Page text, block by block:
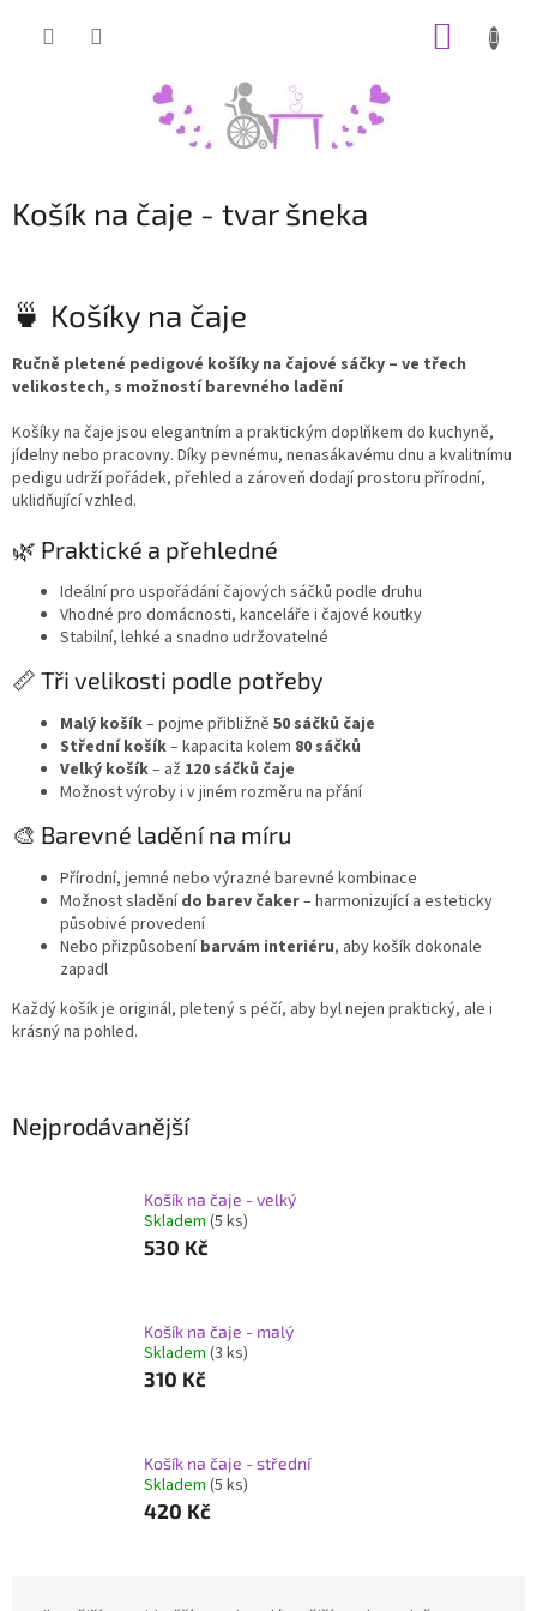
Košík na čaje - tvar šneka
🍵 Košíky na čaje
Ručně pletené pedigové košíky na čajové sáčky – ve třech
velikostech, s možností barevného ladění
Košíky na čaje jsou elegantním a praktickým doplňkem do kuchyně,
jídelny nebo pracovny. Díky pevnému, nenasákavému dnu a kvalitnímu
pedigu udrží pořádek, přehled a zároveň dodají prostoru přírodní,
uklidňující vzhled.
🌿 Praktické a přehledné
Ideální pro uspořádání čajových sáčků podle druhu
Vhodné pro domácnosti, kanceláře i čajové koutky
Stabilní, lehké a snadno udržovatelné
📏 Tři velikosti podle potřeby
Malý košík– pojme přibližně 50 sáčků čaje
Střední košík– kapacita kolem 80 sáčků
Velký košík– až 120 sáčků čaje
Možnost výroby i v jiném rozměru na přání
🎨 Barevné ladění na míru
Přírodní, jemné nebo výrazné barevné kombinace
Možnost sladěnído barev čaker– harmonizující a esteticky
působivé provedení
Nebo přizpůsobeníbarvám interiéru, aby košík dokonale
zapadl
Každý košík je originál, pletený s péčí, aby byl nejen praktický, ale i
krásný na pohled.
Nejprodávanější
Košík na čaje - velký
Skladem (5 ks)
530 Kč
Košík na čaje - malý
Skladem (3 ks)
310 Kč
Košík na čaje - střední
Skladem (5 ks)
420 Kč